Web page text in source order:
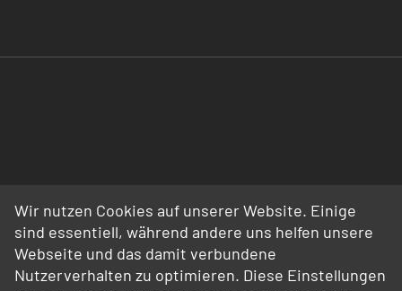
Wir nutzen Cookies auf unserer Website. Einige
sind essentiell, während andere uns helfen unsere
Webseite und das damit verbundene
Nutzerverhalten zu optimieren. Diese Einstellungen